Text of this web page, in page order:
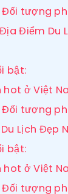
tượng
Địa Điểm
bật:
hot ở Việt
tượng
Lịch
bật:
hot ở Việt
tượng